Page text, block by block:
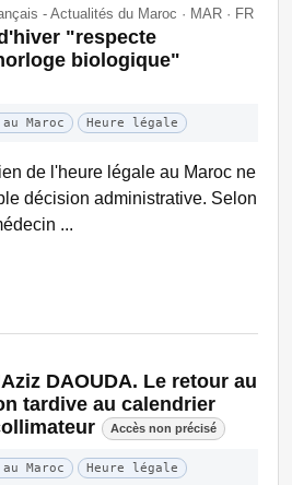
- Actualités du Maroc · MAR · FR
"respecte
biologique"
Maroc Heure légale
de l'heure légale au Maroc ne
décision administrative. Selon
...
DAOUDA. Le retour au
tardive au calendrier
Accès non précisé
Maroc Heure légale